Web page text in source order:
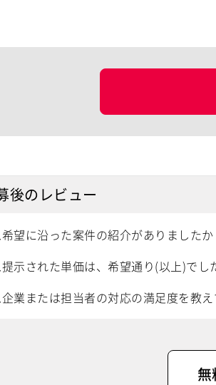
後のレビュー
望に沿った案件の紹介がありましたか
示された単価は、希望通り(以上)でし
業または担当者の対応の満足度を教